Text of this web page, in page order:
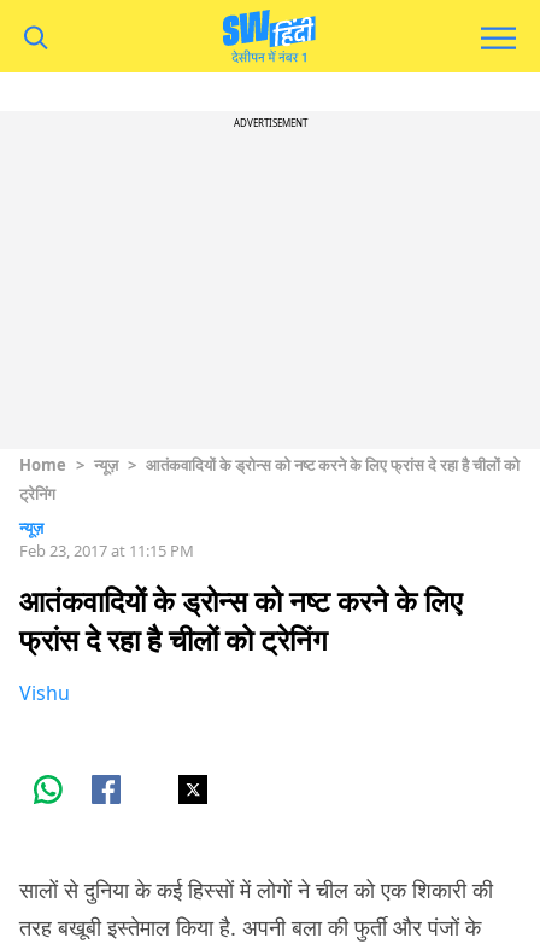
ADVERTISEMENT
Home > न्यूज़ > आतंकवादियों के ड्रोन्स को नष्ट करने के लिए फ्रांस दे रहा है चीलों को
ट्रेनिंग
न्यूज़
Feb 23, 2017 at 11:15 PM
आतंकवादियों के ड्रोन्स को नष्ट करने के लिए
फ्रांस दे रहा है चीलों को ट्रेनिंग
Vishu
सालों से दुनिया के कई हिस्सों में लोगों ने चील को एक शिकारी की
तरह बखूबी इस्तेमाल किया है. अपनी बला की फुर्ती और पंजों के